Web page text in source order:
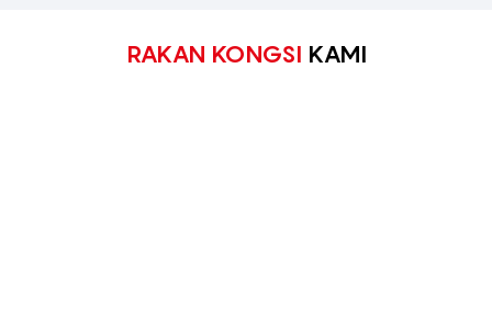
RAKAN KONGSI KAMI